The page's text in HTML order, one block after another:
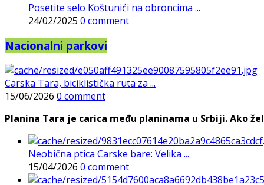
Posetite selo Koštunići na obroncima ...
24/02/2025 0 comment
Nacionalni parkovi
Carska Tara, biciklistička ruta za ...
15/06/2026 0 comment
Planina Tara je carica među planinama u Srbiji. Ako
Neobična ptica Carske bare: Velika ...
15/04/2026 0 comment